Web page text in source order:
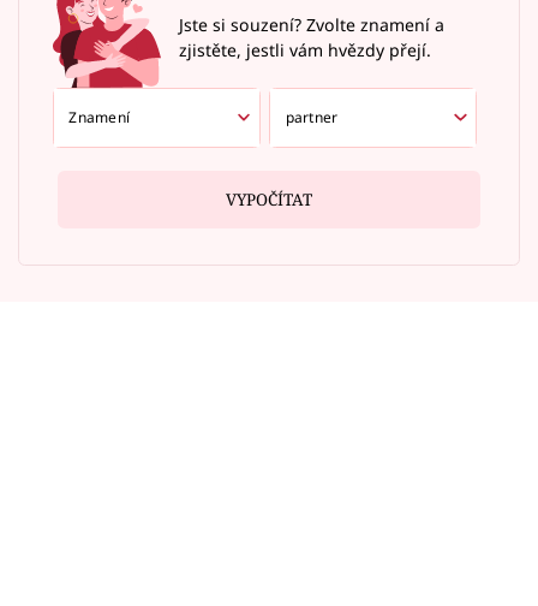
Jste si souzení? Zvolte znamení a
zjistěte, jestli vám hvězdy přejí.
VYPOČÍTAT